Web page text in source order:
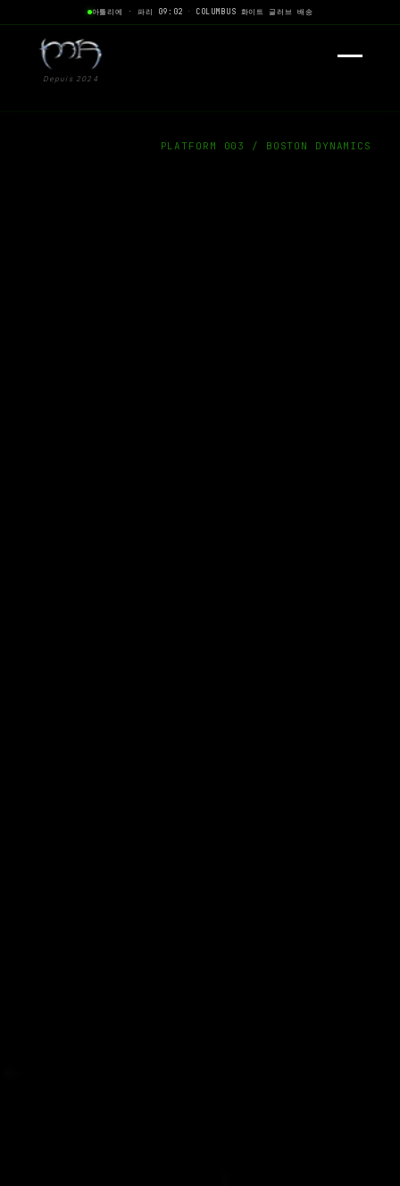
아틀리에 · 파리 09:02 · COLUMBUS 화이트 글러브 배송
Depuis 2024
PLATFORM 003 / BOSTON DYNAMICS